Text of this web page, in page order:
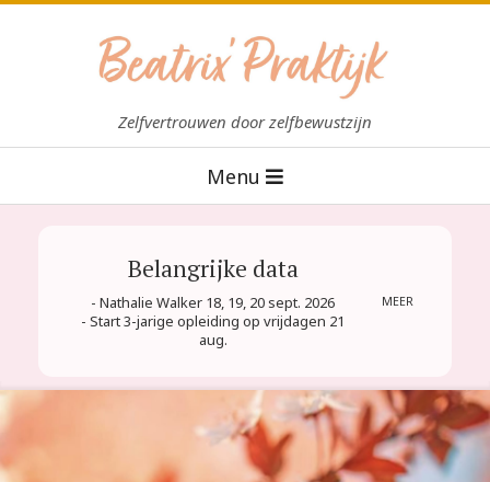
e
r
a
k
Zelfvertrouwen door zelfbewustzijn
Menu
Belangrijke data
- Nathalie Walker 18, 19, 20 sept. 2026
- Start 3-jarige opleiding op vrijdagen 21
aug.
MEER